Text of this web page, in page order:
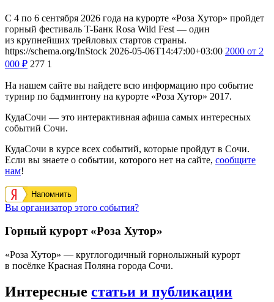
С 4 по 6 сентября 2026 года на курорте «Роза Хутор» пройдет
горный фестиваль T-Банк Rosa Wild Fest — один
из крупнейших трейловых стартов страны.
https://schema.org/InStock 2026-05-06T14:47:00+03:00 2000 от 2
000 ₽ 277 1
На нашем сайте вы найдете всю информацию про событие
турнир по бадминтону на курорте «Роза Хутор» 2017.
КудаСочи — это интерактивная афиша самых интересных
событий Сочи.
КудаСочи в курсе всех событий, которые пройдут в Сочи.
Если вы знаете о событии, которого нет на сайте, сообщите
нам!
Напомнить
Вы организатор этого события?
Горный курорт «Роза Хутор»
«Роза Хутор» — круглогодичный горнолыжный курорт
в посёлке Красная Поляна города Сочи.
Интересные статьи и публикации